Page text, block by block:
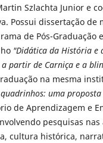
Szlachta Junior e
Possui dissertação de
de Pós-Graduação
"Didática da História e
partir de Carniça e a
na mesma
uma
de Aprendizagem e
pesquisas
cultura histórica,